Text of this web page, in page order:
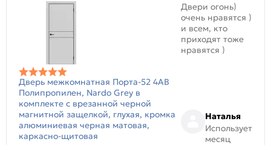
Дверь межкомнатная Порта-52 4AB
Полипропилен, Nardo Grey в
комплекте с врезанной черной
магнитной защелкой, глухая, кромка
алюминиевая черная матовая,
каркасно-щитовая
Двери огонь)
очень нравятся )
и всем, кто
приходят тоже
нравятся )
Наталья
Использует
месяц